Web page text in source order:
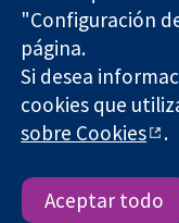
The Cochrane
company limited by
England & Wales. VAT
Copyright © 2026 The
Términos y
Privacidad|Política de
"Configuración
página.
Si desea
cookies que
sobre Cookies
.
Aceptar todo